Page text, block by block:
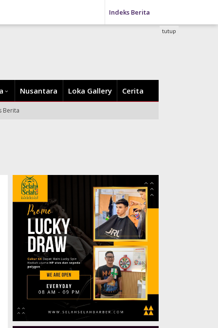
Indeks Berita
Nusantara Loka Gallery Cerita
Berita
tutup